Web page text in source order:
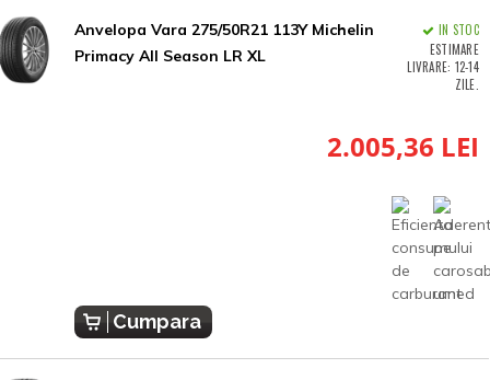
Anvelopa Vara 275/50R21 113Y Michelin
Primacy All Season LR XL
IN STOC
ESTIMARE
LIVRARE: 12-14
ZILE.
2.005,36 LEI
Cumpara